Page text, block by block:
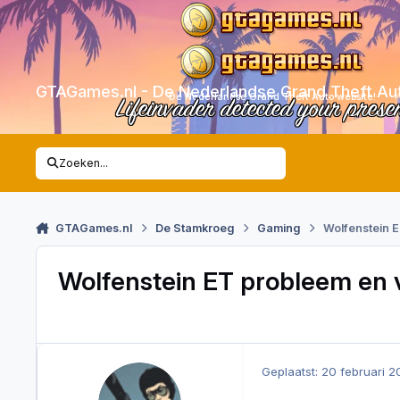
Skip to content
GTAGames.nl - De Nederlandse Grand Theft
De Nederlandse Grand Theft Auto website!
Lifeinvader detected your
Zoeken...
GTAGames.nl De Stamkroeg Gaming Wolfenstein
Wolfenstein ET probleem en
Geplaatst: 20 februari